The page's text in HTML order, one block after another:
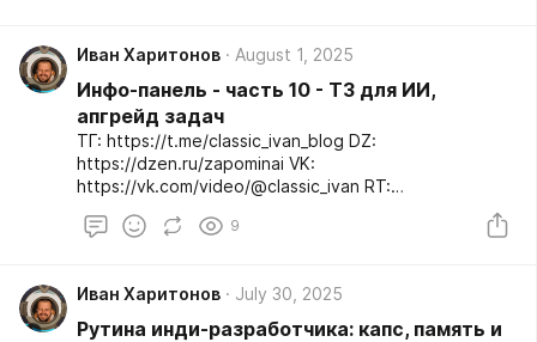
Иван Харитонов August 1, 2025
Инфо-панель - часть 10 - ТЗ для ИИ,
апгрейд задач
ТГ: https://t.me/classic_ivan_blog DZ:
https://dzen.ru/zapominai VK:
https://vk.com/video/@classic_ivan RT:
https://youtube.com/c/zapominai TT:
9
Иван Харитонов July 30, 2025
Рутина инди-разработчика: капс, память и